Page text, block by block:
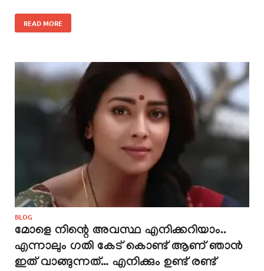
READ MORE
BLOG
മോളെ നിന്റെ അവസ്ഥ എനിക്കറിയാം..
എന്നാലും ഗതി കേട് കൊണ്ട് ആണ് ഞാൻ
ഇത് വാങ്ങുന്നത്… എനിക്കും ഉണ്ട് രണ്ട്